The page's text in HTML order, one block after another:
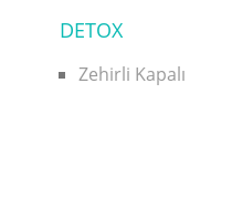
DETOX
Zehirli Kapalı